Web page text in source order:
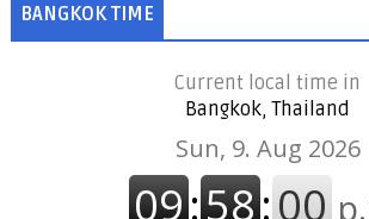
BANGKOK TIME
Current local time in
Bangkok, Thailand